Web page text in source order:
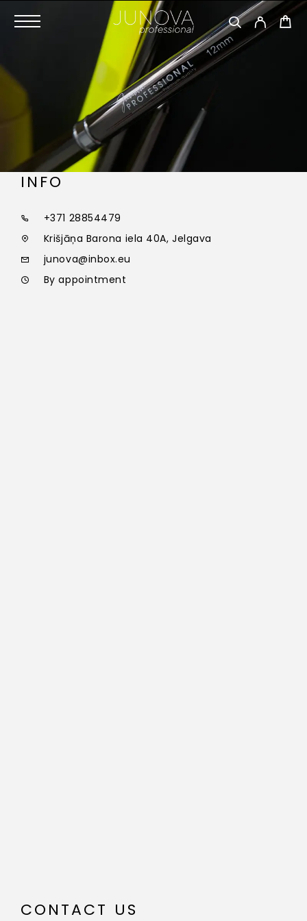
INFO
+371 28854479
Krišjāņa Barona iela 40A, Jelgava
junova@inbox.eu
By appointment
CONTACT US